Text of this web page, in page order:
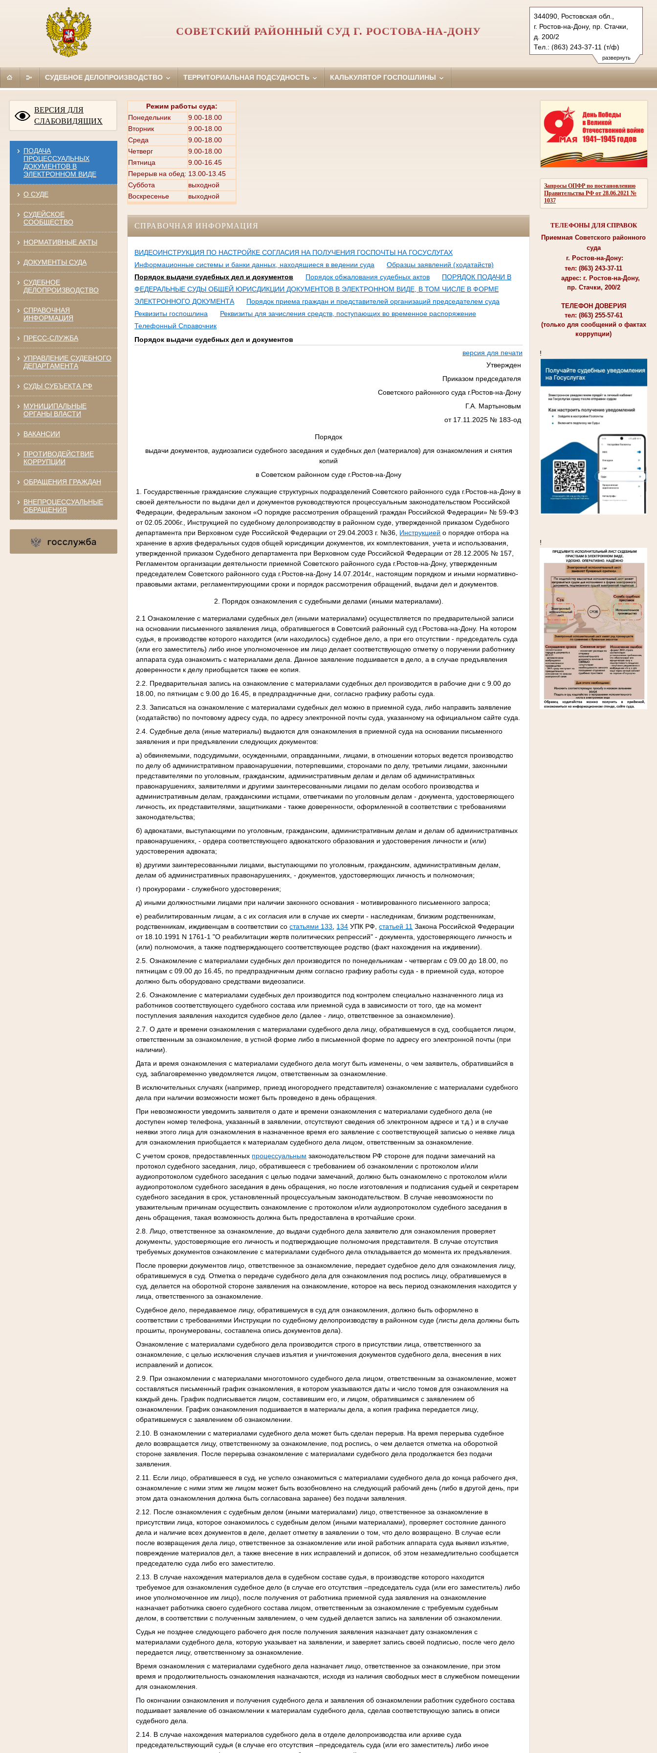
развернуть
344090, Ростовская обл.,
г. Ростов-на-Дону, пр. Стачки,
д. 200/2
Тел.: (863) 243-37-11 (т/ф)
Sovetsky.ros@sudrf.ru
показать на карте
СОВЕТСКИЙ РАЙОННЫЙ СУД Г. РОСТОВА-НА-ДОНУ
СУДЕБНОЕ ДЕЛОПРОИЗВОДСТВО ТЕРРИТОРИАЛЬНАЯ ПОДСУДНОСТЬ КАЛЬКУЛЯТОР ГОСПОШЛИНЫ
ВЕРСИЯ ДЛЯ
СЛАБОВИДЯЩИХ
ПОДАЧА
ПРОЦЕССУАЛЬНЫХ
ДОКУМЕНТОВ В
ЭЛЕКТРОННОМ ВИДЕ
О СУДЕ
СУДЕЙСКОЕ
СООБЩЕСТВО
НОРМАТИВНЫЕ АКТЫ
ДОКУМЕНТЫ СУДА
СУДЕБНОЕ
ДЕЛОПРОИЗВОДСТВО
СПРАВОЧНАЯ
ИНФОРМАЦИЯ
ПРЕСС-СЛУЖБА
УПРАВЛЕНИЕ СУДЕБНОГО
ДЕПАРТАМЕНТА
СУДЫ СУБЪЕКТА РФ
МУНИЦИПАЛЬНЫЕ
ОРГАНЫ ВЛАСТИ
ВАКАНСИИ
ПРОТИВОДЕЙСТВИЕ
КОРРУПЦИИ
ОБРАЩЕНИЯ ГРАЖДАН
ВНЕПРОЦЕССУАЛЬНЫЕ
ОБРАЩЕНИЯ
Запросы ОПФР по постановлению
Правительства РФ от 28.06.2021 №
1037
ТЕЛЕФОНЫ ДЛЯ СПРАВОК
Приемная Советского районного
суда
г. Ростов-на-Дону:
тел: (863) 243-37-11
адрес: г. Ростов-на-Дону,
пр. Стачки, 200/2
ТЕЛЕФОН ДОВЕРИЯ
тел: (863) 255-57-61
(только для сообщений о фактах
коррупции)
!
!
Режим работы суда:
Понедельник
9.00-18.00
Вторник
9.00-18.00
Среда
9.00-18.00
Четверг
9.00-18.00
Пятница
9.00-16.45
Перерыв на обед: 13.00-13.45
Суббота
выходной
Воскресенье
выходной
СПРАВОЧНАЯ ИНФОРМАЦИЯ
ВИДЕОИНСТРУКЦИЯ ПО НАСТРОЙКЕ СОГЛАСИЯ НА ПОЛУЧЕНИЯ ГОСПОЧТЫ НА ГОСУСЛУГАХ
Информационные системы и банки данных, находящиеся в ведении суда
Образцы заявлений (ходатайств)
Порядок выдачи судебных дел и документов
Порядок обжалования судебных актов
ПОРЯДОК ПОДАЧИ В
ФЕДЕРАЛЬНЫЕ СУДЫ ОБЩЕЙ ЮРИСДИКЦИИ ДОКУМЕНТОВ В ЭЛЕКТРОННОМ ВИДЕ, В ТОМ ЧИСЛЕ В ФОРМЕ
ЭЛЕКТРОННОГО ДОКУМЕНТА
Порядок приема граждан и представителей организаций председателем суда
Реквизиты госпошлина
Реквизиты для зачисления средств, поступающих во временное распоряжение
Телефонный Справочник
Порядок выдачи судебных дел и документов
версия для печати
Утвержден
Приказом председателя
Советского районного суда г.Ростов-на-Дону
Г.А. Мартыновым
от 17.11.2025 № 183-од
Порядок
выдачи документов, аудиозаписи судебного заседания и судебных дел (материалов) для ознакомления и снятия
копий
в Советском районном суде г.Ростов-на-Дону
1. Государственные гражданские служащие структурных подразделений Советского районного суда г.Ростов-на-Дону в
своей деятельности по выдачи дел и документов руководствуются процессуальным законодательством Российской
Федерации, федеральным законом «О порядке рассмотрения обращений граждан Российской Федерации» № 59-ФЗ
от 02.05.2006г., Инструкцией по судебному делопроизводству в районном суде, утвержденной приказом Судебного
департамента при Верховном суде Российской Федерации от 29.04.2003 г. №36, Инструкцией о порядке отбора на
хранение в архив федеральных судов общей юрисдикции документов, их комплектования, учета и использования,
утвержденной приказом Судебного департамента при Верховном суде Российской Федерации от 28.12.2005 № 157,
Регламентом организации деятельности приемной Советского районного суда г.Ростов-на-Дону, утвержденным
председателем Советского районного суда г.Ростов-на-Дону 14.07.2014г., настоящим порядком и иными нормативно-
правовыми актами, регламентирующими сроки и порядок рассмотрения обращений, выдачи дел и документов.
2. Порядок ознакомления с судебными делами (иными материалами).
2.1 Ознакомление с материалами судебных дел (иными материалами) осуществляется по предварительной записи
на основании письменного заявления лица, обратившегося в Советский районный суд г.Ростова-на-Дону. На котором
судья, в производстве которого находится (или находилось) судебное дело, а при его отсутствии - председатель суда
(или его заместитель) либо иное уполномоченное им лицо делает соответствующую отметку о поручении работнику
аппарата суда ознакомить с материалами дела. Данное заявление подшивается в дело, а в случае предъявления
доверенности к делу приобщается также ее копия.
2.2. Предварительная запись на ознакомление с материалами судебных дел производится в рабочие дни с 9.00 до
18.00, по пятницам с 9.00 до 16.45, в предпраздничные дни, согласно графику работы суда.
2.3. Записаться на ознакомление с материалами судебных дел можно в приемной суда, либо направить заявление
(ходатайство) по почтовому адресу суда, по адресу электронной почты суда, указанному на официальном сайте суда.
2.4. Судебные дела (иные материалы) выдаются для ознакомления в приемной суда на основании письменного
заявления и при предъявлении следующих документов:
а) обвиняемыми, подсудимыми, осужденными, оправданными, лицами, в отношении которых ведется производство
по делу об административном правонарушении, потерпевшими, сторонами по делу, третьими лицами, законными
представителями по уголовным, гражданским, административным делам и делам об административных
правонарушениях, заявителями и другими заинтересованными лицами по делам особого производства и
административным делам, гражданскими истцами, ответчиками по уголовным делам - документа, удостоверяющего
личность, их представителями, защитниками - также доверенности, оформленной в соответствии с требованиями
законодательства;
б) адвокатами, выступающими по уголовным, гражданским, административным делам и делам об административных
правонарушениях, - ордера соответствующего адвокатского образования и удостоверения личности и (или)
удостоверения адвоката;
в) другими заинтересованными лицами, выступающими по уголовным, гражданским, административным делам,
делам об административных правонарушениях, - документов, удостоверяющих личность и полномочия;
г) прокурорами - служебного удостоверения;
д) иными должностными лицами при наличии законного основания - мотивированного письменного запроса;
е) реабилитированным лицам, а с их согласия или в случае их смерти - наследникам, близким родственникам,
родственникам, иждивенцам в соответствии состатьями 133 134 УПК РФ,статьей 11 Закона Российской Федерации
от 18.10.1991 N 1761-1 "О реабилитации жертв политических репрессий" - документа, удостоверяющего личность и
(или) полномочия, а также подтверждающего соответствующее родство (факт нахождения на иждивении).
2.5. Ознакомление с материалами судебных дел производится по понедельникам - четвергам с 09.00 до 18.00, по
пятницам с 09.00 до 16.45, по предпраздничным дням согласно графику работы суда - в приемной суда, которое
должно быть оборудовано средствами видеозаписи.
2.6. Ознакомление с материалами судебных дел производится под контролем специально назначенного лица из
работников соответствующего судебного состава или приемной суда в зависимости от того, где на момент
поступления заявления находится судебное дело (далее - лицо, ответственное за ознакомление).
2.7. О дате и времени ознакомления с материалами судебного дела лицу, обратившемуся в суд, сообщается лицом,
ответственным за ознакомление, в устной форме либо в письменной форме по адресу его электронной почты (при
наличии).
Дата и время ознакомления с материалами судебного дела могут быть изменены, о чем заявитель, обратившийся в
суд, заблаговременно уведомляется лицом, ответственным за ознакомление.
В исключительных случаях (например, приезд иногороднего представителя) ознакомление с материалами судебного
дела при наличии возможности может быть проведено в день обращения.
При невозможности уведомить заявителя о дате и времени ознакомления с материалами судебного дела (не
доступен номер телефона, указанный в заявлении, отсутствуют сведения об электронном адресе и т.д.) и в случае
неявки этого лица для ознакомления в назначенное время его заявление с соответствующей записью о неявке лица
для ознакомления приобщается к материалам судебного дела лицом, ответственным за ознакомление.
С учетом сроков, предоставленных процессуальным законодательством РФ стороне для подачи замечаний на
протокол судебного заседания, лицо, обратившееся с требованием об ознакомлении с протоколом и/или
аудиопротоколом судебного заседания с целью подачи замечаний, должно быть ознакомлено с протоколом и/или
аудиопротоколом судебного заседания в день обращения, но после изготовления и подписания судьей и секретарем
судебного заседания в срок, установленный процессуальным законодательством. В случае невозможности по
уважительным причинам осуществить ознакомление с протоколом и/или аудиопротоколом судебного заседания в
день обращения, такая возможность должна быть предоставлена в кротчайшие сроки.
2.8. Лицо, ответственное за ознакомление, до выдачи судебного дела заявителю для ознакомления проверяет
документы, удостоверяющие его личность и подтверждающие полномочия представителя. В случае отсутствия
требуемых документов ознакомление с материалами судебного дела откладывается до момента их предъявления.
После проверки документов лицо, ответственное за ознакомление, передает судебное дело для ознакомления лицу,
обратившемуся в суд. Отметка о передаче судебного дела для ознакомления под роспись лицу, обратившемуся в
суд, делается на оборотной стороне заявления на ознакомление, которое на весь период ознакомления находится у
лица, ответственного за ознакомление.
Судебное дело, передаваемое лицу, обратившемуся в суд для ознакомления, должно быть оформлено в
соответствии с требованиями Инструкции по судебному делопроизводству в районном суде (листы дела должны быть
прошиты, пронумерованы, составлена опись документов дела).
Ознакомление с материалами судебного дела производится строго в присутствии лица, ответственного за
ознакомление, с целью исключения случаев изъятия и уничтожения документов судебного дела, внесения в них
исправлений и дописок.
2.9. При ознакомлении с материалами многотомного судебного дела лицом, ответственным за ознакомление, может
составляться письменный график ознакомления, в котором указываются даты и число томов для ознакомления на
каждый день. График подписывается лицом, составившим его, и лицом, обратившимся с заявлением об
ознакомлении. График ознакомления подшивается в материалы дела, а копия графика передается лицу,
обратившемуся с заявлением об ознакомлении.
2.10. В ознакомлении с материалами судебного дела может быть сделан перерыв. На время перерыва судебное
дело возвращается лицу, ответственному за ознакомление, под роспись, о чем делается отметка на оборотной
стороне заявления. После перерыва ознакомление с материалами судебного дела продолжается без подачи
заявления.
2.11. Если лицо, обратившееся в суд, не успело ознакомиться с материалами судебного дела до конца рабочего дня,
ознакомление с ними этим же лицом может быть возобновлено на следующий рабочий день (либо в другой день, при
этом дата ознакомления должна быть согласована заранее) без подачи заявления.
2.12. После ознакомления с судебным делом (иными материалами) лицо, ответственное за ознакомление в
присутствии лица, которое ознакомилось с судебным делом (иными материалами), проверяет состояние данного
дела и наличие всех документов в деле, делает отметку в заявлении о том, что дело возвращено. В случае если
после возвращения дела лицо, ответственное за ознакомление или иной работник аппарата суда выявил изъятие,
повреждение материалов дел, а также внесение в них исправлений и дописок, об этом незамедлительно сообщается
председателю суда либо его заместителю.
2.13. В случае нахождения материалов дела в судебном составе судья, в производстве которого находится
требуемое для ознакомления судебное дело (в случае его отсутствия –председатель суда (или его заместитель) либо
иное уполномоченное им лицо), после получения от работника приемной суда заявления на ознакомление
назначает работника своего судебного состава лицом, ответственным за ознакомление с требуемым судебным
делом, в соответствии с полученным заявлением, о чем судьей делается запись на заявлении об ознакомлении.
Судья не позднее следующего рабочего дня после получения заявления назначает дату ознакомления с
материалами судебного дела, которую указывает на заявлении, и заверяет запись своей подписью, после чего дело
передается лицу, ответственному за ознакомление.
Время ознакомления с материалами судебного дела назначает лицо, ответственное за ознакомление, при этом
время и продолжительность ознакомления назначаются, исходя из наличия свободных мест в служебном помещении
для ознакомления.
По окончании ознакомления и получения судебного дела и заявления об ознакомлении работник судебного состава
подшивает заявление об ознакомлении к материалам судебного дела, сделав соответствующую запись в описи
судебного дела.
2.14. В случае нахождения материалов судебного дела в отделе делопроизводства или архиве суда
председательствующий судья (в случае его отсутствия –председатель суда (или его заместитель) либо иное